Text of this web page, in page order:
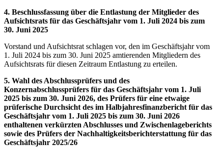
4. Beschlussfassung über die Entlastung der Mitglieder des
Aufsichtsrats für das Geschäftsjahr vom 1. Juli 2024 bis zum
30. Juni 2025
Vorstand und Aufsichtsrat schlagen vor, den im Geschäftsjahr vom
1. Juli 2024 bis zum 30. Juni 2025 amtierenden Mitgliedern des
Aufsichtsrats für diesen Zeitraum Entlastung zu erteilen.
5. Wahl des Abschlussprüfers und des
Konzernabschlussprüfers für das Geschäftsjahr vom 1. Juli
2025 bis zum 30. Juni 2026, des Prüfers für eine etwaige
prüferische Durchsicht des im Halbjahresfinanzbericht für das
Geschäftsjahr vom 1. Juli 2025 bis zum 30. Juni 2026
enthaltenen verkürzten Abschlusses und Zwischenlageberichts
sowie des Prüfers der Nachhaltigkeitsberichterstattung für das
Geschäftsjahr 2025/26